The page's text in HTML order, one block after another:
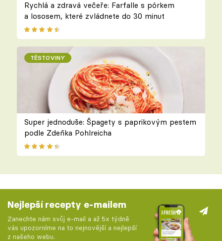
Rychlá a zdravá večeře: Farfalle s pórkem
a lososem, které zvládnete do 30 minut
TĚSTOVINY
Super jednoduše: Špagety s paprikovým pestem
podle Zdeňka Pohlreicha
Nejlepší recepty e-mailem
Zanechte nám svůj e-mail a až 5x týdně
vás upozorníme na to nejnovější a nejlepší
z našeho webu.